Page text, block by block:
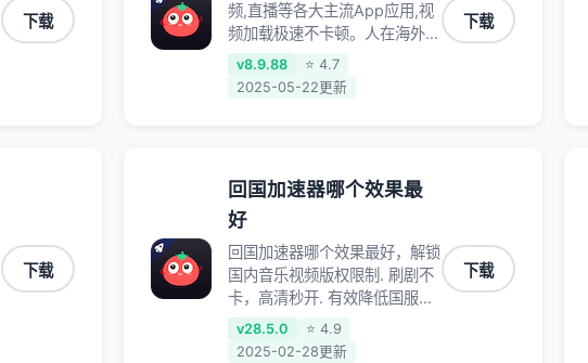
下载
频,直播等各大主流App应用,视
频加载极速不卡顿。人在海外听
歌,玩国服游戏 简单易用。
v8.9.88
⭐ 4.7
2025-05-22更新
下载
下载
回国加速器哪个效果最
好
回国加速器哪个效果最好，解锁
国内音乐视频版权限制. 刷剧不
卡，高清秒开. 有效降低国服游
戏延迟. 提升国内主流应用访问
速度 ; 独创加速黑科技 · 海量边
v28.5.0
⭐ 4.9
2025-02-28更新
下载